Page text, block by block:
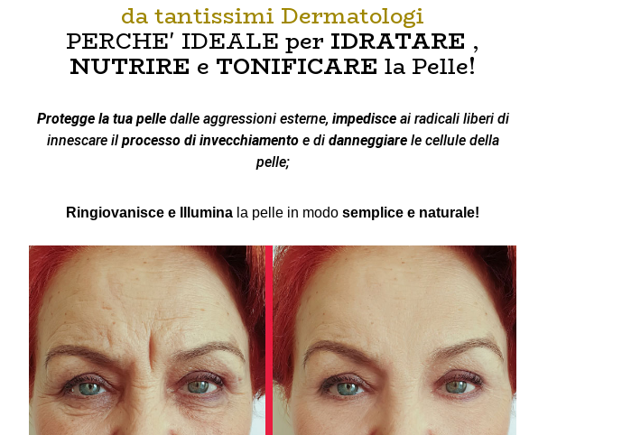
da tantissimi Dermatologi
PERCHE' IDEALE per IDRATARE ,
NUTRIRE e TONIFICARE la Pelle!
Protegge la tua pelledalle aggressioni esterne, impedisceai radicali liberi di
innescare ilprocesso di invecchiamentoe di danneggiarele cellule della
pelle;
Ringiovanisce e Illumina la pelle in modo semplice e naturale!